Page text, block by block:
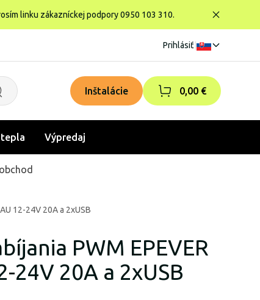
linku zákazníckej podpory 0950 103 310.
Prihlásiť
Inštalácie 0,00 €
Výpredaj
12-24V 20A a 2xUSB
PWM EPEVER
24V 20A a 2xUSB